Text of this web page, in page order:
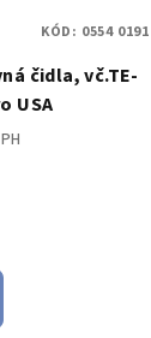
čidla, vč.TE-
USA
KÓD: 0554 0191